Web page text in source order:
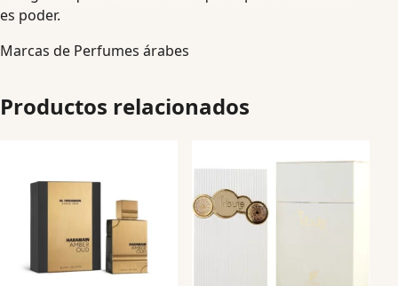
es poder.
Marcas de Perfumes árabes
Productos relacionados